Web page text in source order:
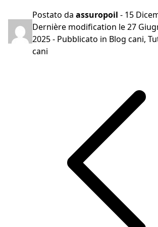
Postato da assuropoil - 15
Dernière modification le27
2025- Pubblicato in Blog cani,
cani